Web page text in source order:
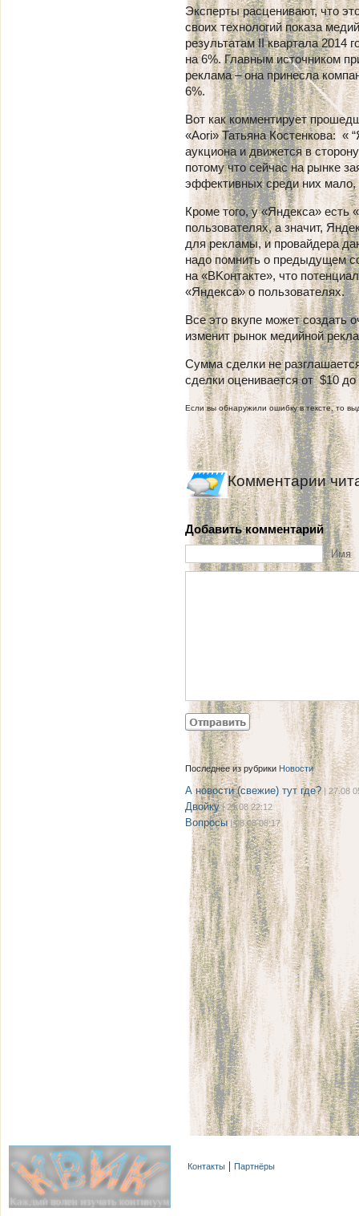
Эксперты расценивают, что
своих технологий показа
результатам II квартала 2014
на 6%. Главным источником
реклама – она принесла
6%.
Вот как комментирует
«Aori» Татьяна Костенкова: «
аукциона и движется в
потому что сейчас на рынке
эффективных среди них мало,
Кроме того, у «Яндекса» есть
пользователях, а значит,
для рекламы, и провайдера
надо помнить о предыдущем
на «ВKонтакте», что
«Яндекса» о пользователях.
Все это вкупе может создать
изменит рынок медийной
Сумма сделки не
сделки оценивается от $10
Если вы обнаружили ошибку в тексте, то
Комментарии
Добавить комментарий
Имя
Последнее из рубрики Новости
А новости (свежие) тут где?| 27.08
Двойку| 21.08 22:12
Вопросы| 08.08 08:17
Контакты Партнёры